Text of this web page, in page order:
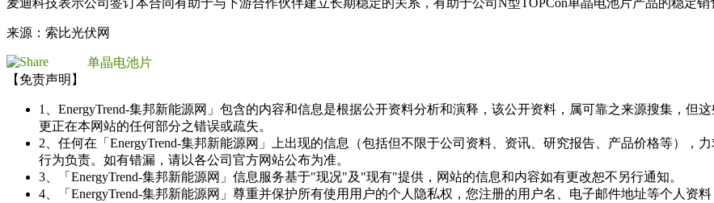
麦迪科技表示公司签订本合同有助于与下游合作伙伴建立长期稳定的关系，有助于公司N型TOPCon单晶电池片产品的稳定销
来源：索比光伏网
单晶电池片
【免责声明】
1、EnergyTrend-集邦新能源网」包含的内容和信息是根据公开资料分析和演释，该公开资料，属可靠之来源搜集，但
更正在本网站的任何部分之错误或疏失。
2、任何在「EnergyTrend-集邦新能源网」上出现的信息（包括但不限于公司资料、资讯、研究报告、产品价格等），
行为负责。如有错漏，请以各公司官方网站公布为准。
3、「EnergyTrend-集邦新能源网」信息服务基于"现况"及"现有"提供，网站的信息和内容如有更改恕不另行通知。
4、「EnergyTrend-集邦新能源网」尊重并保护所有使用用户的个人隐私权，您注册的用户名、电子邮件地址等个人资